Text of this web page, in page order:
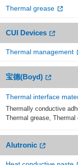
Thermal grease
CUI Devices
Thermal management
宝德(Boyd)
Thermal interface
Thermally conductive
Thermal grease,
Alutronic